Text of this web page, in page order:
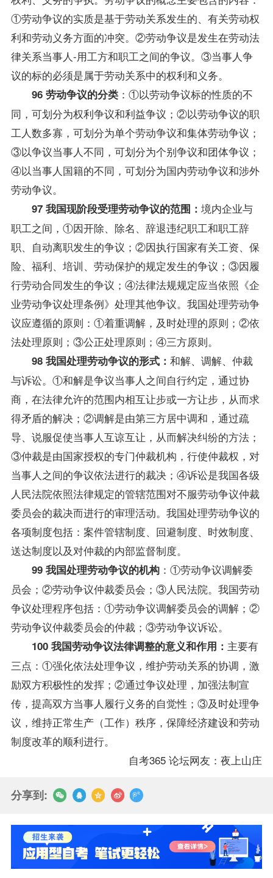
①劳动争议的实质是基于劳动关系发生的、有关劳动权
利和劳动义务方面的冲突。②劳动争议是发生在劳动法
律关系当事人-用工方和职工之间的争议。③当事人争
议的标的必须是属于劳动关系中的权利和义务。
96 劳动争议的分类：①以劳动争议标的性质的不
同，可划分为权利争议和利益争议；②以劳动争议的职
工人数多寡，可划分为单个劳动争议和集体劳动争议；
③以争议当事人不同，可划分为个别争议和团体争议；
④以当事人国籍的不同，可划分为国内劳动争议和涉外
劳动争议。
97 我国现阶段受理劳动争议的范围： 境内企业与
职工之间，①因开除、除名、辞退违纪职工和职工辞
职、自动离职发生的争议；②因执行国家有关工资、保
险、福利、培训、劳动保护的规定发生的争议；③因履
行劳动合同发生的争议；④法律法规规定应当依照《企
业劳动争议处理条例》处理其他争议。我国处理劳动争
议应遵循的原则：①着重调解，及时处理的原则；②依
法处理原则；③公正处理原则；④三方原则。
98 我国处理劳动争议的形式： 和解、调解、仲裁
与诉讼。①和解是争议当事人之间自行约定，通过协
商，在法律允许的范围内相互让步或一方让步，从而求
得矛盾的解决；②调解是由第三方居中调和，通过疏
导、说服促使当事人互谅互让，从而解决纠纷的方法；
③仲裁是由国家授权的专门仲裁机构，行使仲裁权，对
当事人之间的争议依法进行的裁决；④诉讼是我国各级
人民法院依照法律规定的管辖范围对不服劳动争议仲裁
委员会的裁决而进行的审理活动。我国处理劳动争议的
各项制度包括：案件管辖制度、回避制度、时效制度、
送达制度以及对仲裁的内部监督制度。
99 我国处理劳动争议的机构：①劳动争议调解委
员会；②劳动争议仲裁委员会；③人民法院。我国劳动
争议处理程序包括：①劳动争议调解委员会的调解；②
劳动争议仲裁委员会的仲裁；③劳动争议诉讼。
100 我国劳动争议法律调整的意义和作用： 主要有
三点：①强化依法处理争议，维护劳动关系的协调，激
励双方积极性的发挥；②通过争议处理，加强法制宣
传，提高双方当事人履行义务的自觉性；③及时处理争
议，维持正常生产（工作）秩序，保障经济建设和劳动
制度改革的顺利进行。
自考365 论坛网友：夜上山庄
分享到: